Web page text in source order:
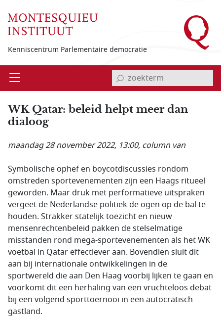
Kenniscentrum Parlementaire democratie
Open invoerveld zoekterm
WK Qatar: beleid helpt meer dan
dialoog
maandag 28 november 2022, 13:00, column van
Symbolische ophef en boycotdiscussies rondom
omstreden sportevenementen zijn een Haags ritueel
geworden. Maar druk met performatieve uitspraken
vergeet de Nederlandse politiek de ogen op de bal te
houden. Strakker statelijk toezicht en nieuw
mensenrechtenbeleid pakken de stelselmatige
misstanden rond mega-sportevenementen als het WK
voetbal in Qatar effectiever aan. Bovendien sluit dit
aan bij internationale ontwikkelingen in de
sportwereld die aan Den Haag voorbij lijken te gaan en
voorkomt dit een herhaling van een vruchteloos debat
bij een volgend sporttoernooi in een autocratisch
gastland.